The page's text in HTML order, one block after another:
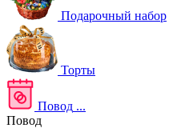
Подарочный набор
Торты
Повод ...
Повод